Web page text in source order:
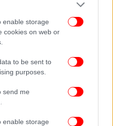
enable storage
cookies on web or
to be sent to
purposes.
send me
enable storage